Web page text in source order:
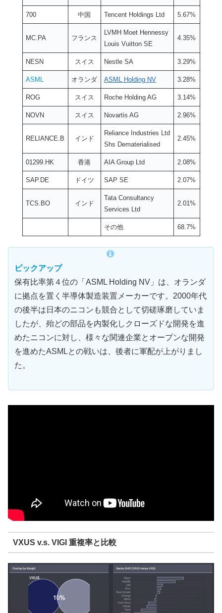
700 中国 Tencent Holdings Ltd 5.67%
MC.PA フランス
LVMH Moet Hennessy
Louis Vuitton SE
4.35%
NESN スイス Nestle SA 3.29%
ASML オランダ ASML Holding NV 3.28%
ROG スイス Roche Holding AG 3.14%
NOVN スイス Novartis AG 2.96%
RELIANCE.B インド
Reliance Industries Ltd
Shs Dematerialised
2.45%
01299.HK 香港 AIA Group Ltd 2.08%
SAP.DE ドイツ SAP SE 2.07%
TCS.BO インド
Tata Consultancy
Services Ltd
2.01%
その他 68.7%
ピックアップ
保有比率第４位の「ASML Holding NV」は、オランダ
に拠点を置く半導体製造装置メーカーです。2000年代
の後半は日本のニコンも競合として切磋琢磨していま
したが、殆どの部品を内製化しクローズドな開発を進
めたニコンに対し、様々な関連企業とオープンな開発
を進めたASMLとの戦いは、後者に軍配が上がりまし
た。
VXUS v.s. VIGI 重複率と比較